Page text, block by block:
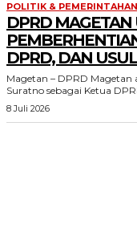
POLITIK & PEMERINTAHAN
DPRD
DPRD, DAN
Magetan – DPRD
Suratno sebagai Ketua
8 Juli 2026